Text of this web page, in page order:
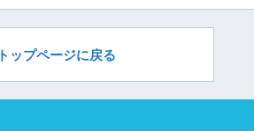
トップページに戻る